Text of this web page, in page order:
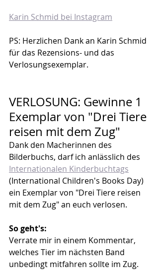
Karin Schmid bei Instagram
PS: Herzlichen Dank an Karin Schmid
für das Rezensions- und das
Verlosungsexemplar.
VERLOSUNG: Gewinne 1
Exemplar von "Drei Tiere
reisen mit dem Zug"
Dank den Macherinnen des
Bilderbuchs, darf ich anlässlich des
Internationalen Kinderbuchtags
(International Children's Books Day)
ein Exemplar von "Drei Tiere reisen
mit dem Zug" an euch verlosen.
So geht's:
Verrate mir in einem Kommentar,
welches Tier im nächsten Band
unbedingt mitfahren sollte im Zug.